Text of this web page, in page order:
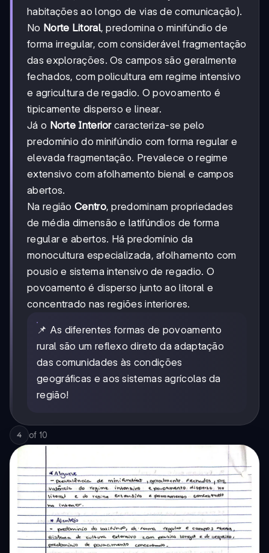
habitações ao longo de vias de comunicação).
No Norte Litoral, predomina o minifúndio de
forma irregular, com considerável fragmentação
das explorações. Os campos são geralmente
fechados, com policultura em regime intensivo
e agricultura de regadio. O povoamento é
tipicamente disperso e linear.
Já o Norte Interiorcaracteriza-se pelo
predomínio do minifúndio com forma regular e
elevada fragmentação. Prevalece o regime
extensivo com afolhamento bienal e campos
abertos.
Na região Centro, predominam propriedades
de média dimensão e latifúndios de forma
regular e abertos. Há predomínio da
monocultura especializada, afolhamento com
pousio e sistema intensivo de regadio. O
povoamento é disperso junto ao litoral e
concentrado nas regiões interiores.
📌 As diferentes formas de povoamento
rural são um reflexo direto da adaptação
das comunidades às condições
geográficas e aos sistemas agrícolas da
região!
4 of 10